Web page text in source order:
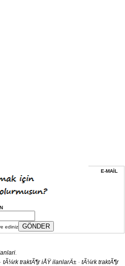
E-MAİL
ediniz
.
· tÃ¼rk traktÃ¶r iÅŸ ilanlarÄ± · tÃ¼rk traktÃ¶r